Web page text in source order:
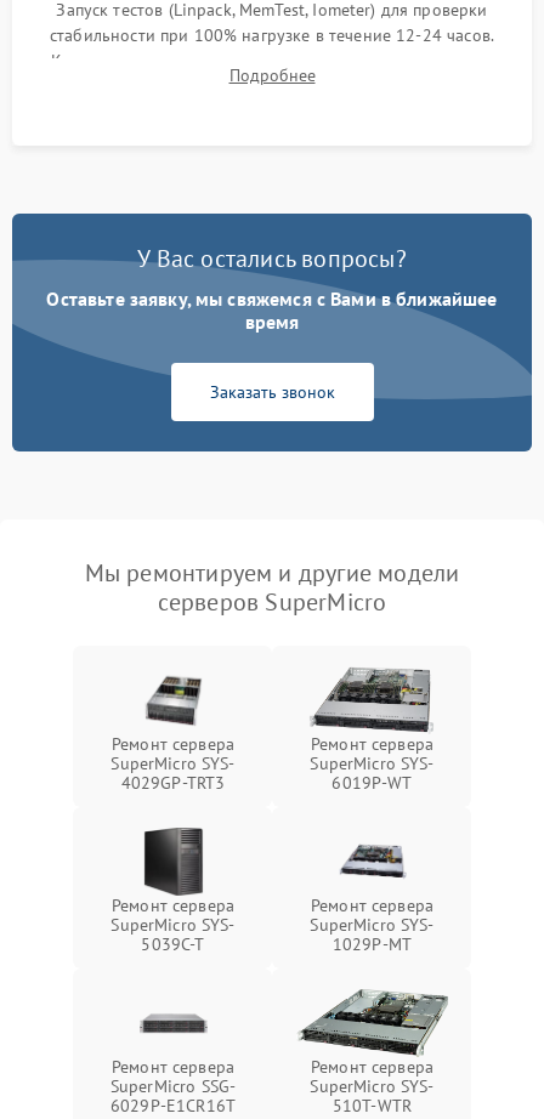
Запуск тестов (Linpack, MemTest, Iometer) для проверки
стабильности при 100% нагрузке в течение 12-24 часов.
Контроль температурных режимов, проверка отсутствия
троттлинга и подготовка сервера к выдаче.
Подробнее
У Вас остались вопросы?
Оставьте заявку, мы свяжемся с Вами в ближайшее
время
Заказать звонок
Мы ремонтируем и другие модели
серверов SuperMicro
Ремонт сервера
SuperMicro SYS-
4029GP-TRT3
Ремонт сервера
SuperMicro SYS-
6019P-WT
Ремонт сервера
SuperMicro SYS-
5039C-T
Ремонт сервера
SuperMicro SYS-
1029P-MT
Ремонт сервера
SuperMicro SSG-
6029P-E1CR16T
Ремонт сервера
SuperMicro SYS-
510T-WTR